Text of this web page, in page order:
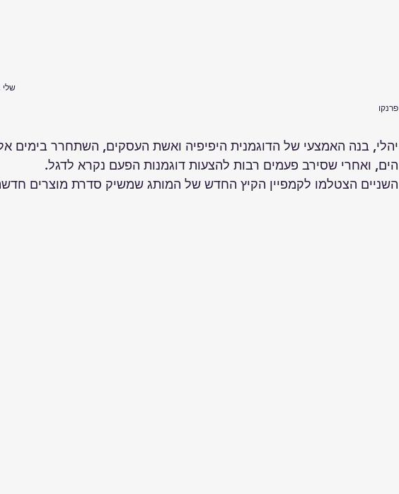
פרנקו
יהלי, בנה האמצעי של הדוגמנית היפיפיה ואשת העסקים, השתחרר בימים
הים, ואחרי שסירב פעמים רבות להצעות דוגמנות הפעם נקרא לדגל.
השניים הצטלמו לקמפיין הקיץ החדש של המותג שמשיק סדרת מוצרים